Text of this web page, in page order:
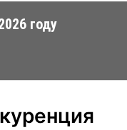
году